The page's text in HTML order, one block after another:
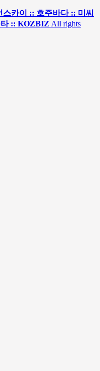
카이 :: 호주바다 :: 미씨
:: KOZBIZ All rights